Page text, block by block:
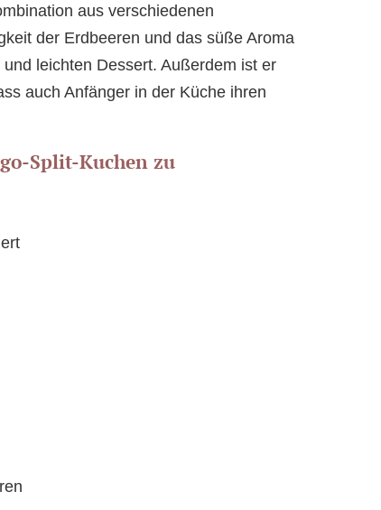
aus verschiedenen
der Erdbeeren und das süße Aroma
leichten Dessert. Außerdem ist er
auch Anfänger in der Küche ihren
Split-Kuchen zu